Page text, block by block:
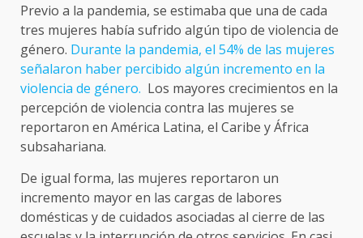
Previo a la pandemia, se estimaba que una de cada
tres mujeres había sufrido algún tipo de violencia de
género. Durante la pandemia, el 54% de las mujeres
señalaron haber percibido algún incremento en la
violencia de género. Los mayores crecimientos en la
percepción de violencia contra las mujeres se
reportaron en América Latina, el Caribe y África
subsahariana.
De igual forma, las mujeres reportaron un
incremento mayor en las cargas de labores
domésticas y de cuidados asociadas al cierre de las